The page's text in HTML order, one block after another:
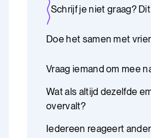
Schrijf je niet graag?
Doe het samen met
Vraag iemand om mee
Wat als altijd dezelfde
overvalt?
Iedereen reageert